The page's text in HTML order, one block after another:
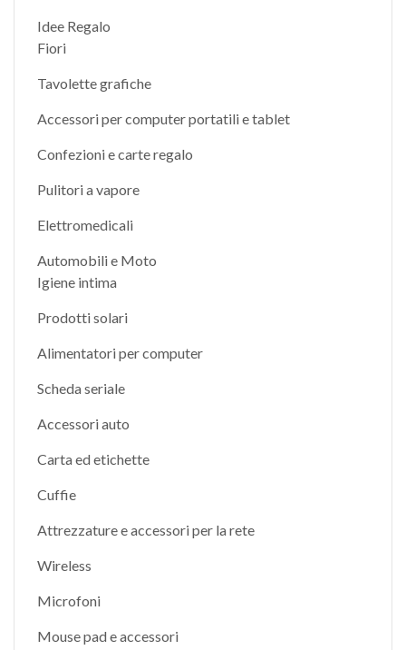
Idee Regalo
Fiori
Tavolette grafiche
Accessori per computer portatili e tablet
Confezioni e carte regalo
Pulitori a vapore
Elettromedicali
Automobili e Moto
Igiene intima
Prodotti solari
Alimentatori per computer
Scheda seriale
Accessori auto
Carta ed etichette
Cuffie
Attrezzature e accessori per la rete
Wireless
Microfoni
Mouse pad e accessori